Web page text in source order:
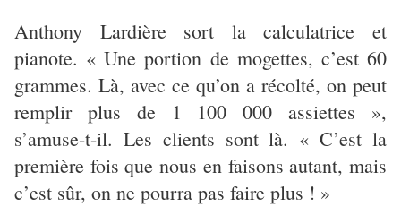
Anthony Lardière sort la calculatrice et
pianote. « Une portion de mogettes, c’est 60
grammes. Là, avec ce qu’on a récolté, on peut
remplir plus de 1 100 000 assiettes »,
s’amuse-t-il. Les clients sont là. « C’est la
première fois que nous en faisons autant, mais
c’est sûr, on ne pourra pas faire plus ! »